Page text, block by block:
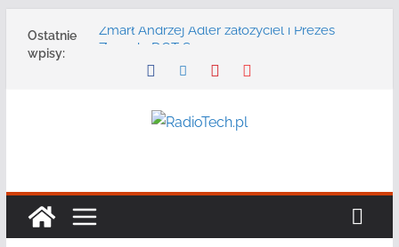
Ostatnie
wpisy:
Zmarł Andrzej Adler założyciel i Prezes
Radmor – największy polski producent
konferencję: „Bezpieczeństwo,
bezpieczeństwa publicznego usługę